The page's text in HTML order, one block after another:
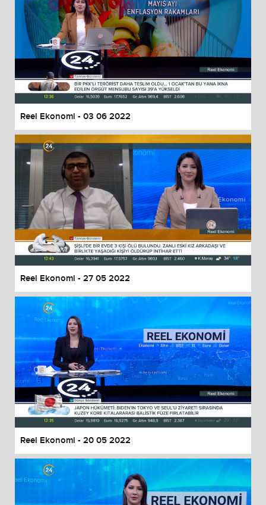
Reel Ekonomi - 03 06 2022
Reel Ekonomi - 27 05 2022
Reel Ekonomi - 20 05 2022